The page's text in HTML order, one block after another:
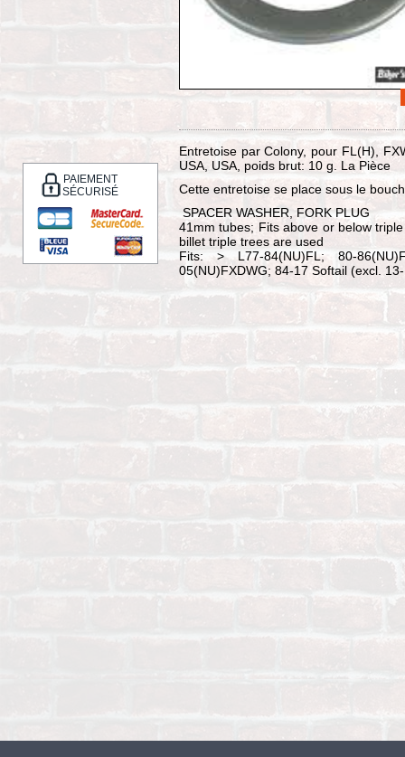
PAIEMENT
SÉCURISÉ
Entretoise par Colony, pour FL(H),
USA, USA, poids brut: 10 g. La Pièce
Cette entretoise se place sous le
SPACER WASHER, FORK PLUG
41mm tubes; Fits above or below
billet triple trees are used
Fits: > L77-84(NU)FL; 80-
05(NU)FXDWG; 84-17 Softail (excl.